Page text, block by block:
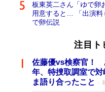
板東英二さん「ゆで卵
用意すると… 「出演料
で卵伝説
注目ト
佐藤優vs検察官！
年、特捜取調室で
ま語り合ったこと